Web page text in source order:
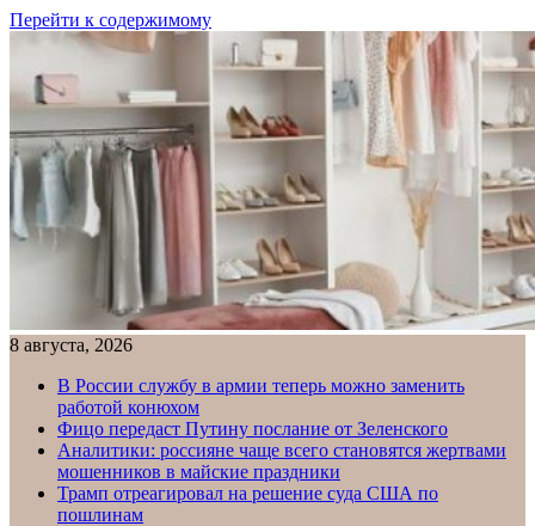
Перейти к содержимому
8 августа, 2026
В России службу в армии теперь можно заменить
работой конюхом
Фицо передаст Путину послание от Зеленского
Аналитики: россияне чаще всего становятся жертвами
мошенников в майские праздники
Трамп отреагировал на решение суда США по
пошлинам